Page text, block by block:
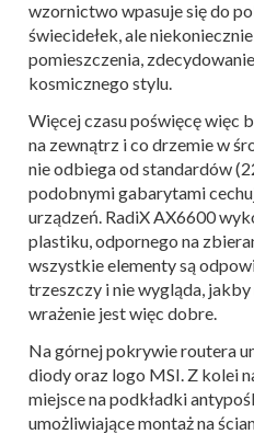
wzornictwo wpasuje się do
świecidełek, ale
pomieszczenia,
kosmicznego stylu.
Więcej czasu poświęcę więc
na zewnątrz i co drzemie w
nie odbiega od standardów
podobnymi gabarytami
urządzeń. RadiX AX6600
plastiku, odpornego na
wszystkie elementy są
trzeszczy i nie wygląda, jakby
wrażenie jest więc dobre.
Na górnej pokrywie routera
diody oraz logo MSI. Z kolei
miejsce na podkładki
umożliwiające montaż na